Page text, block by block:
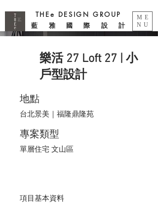
ME
NU
藍 雅 國 際 設 計
THEe DESIGN GROUP
樂活 27 Loft 27 | 小
戶型設計
地點
台北景美｜福隆鼎隆苑
專案類型
單層住宅 文山區
項目基本資料